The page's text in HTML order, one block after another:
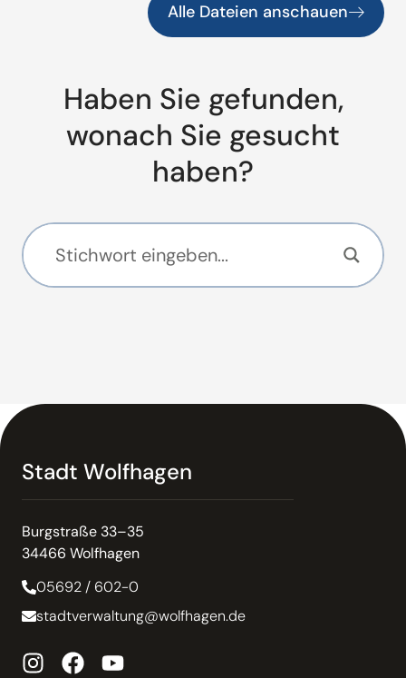
Alle Dateien anschauen
Haben Sie gefunden,
wonach Sie gesucht
haben?
Stadt Wolfhagen
Burgstraße 33–35
34466 Wolfhagen
05692 / 602-0
stadtverwaltung@wolfhagen.de